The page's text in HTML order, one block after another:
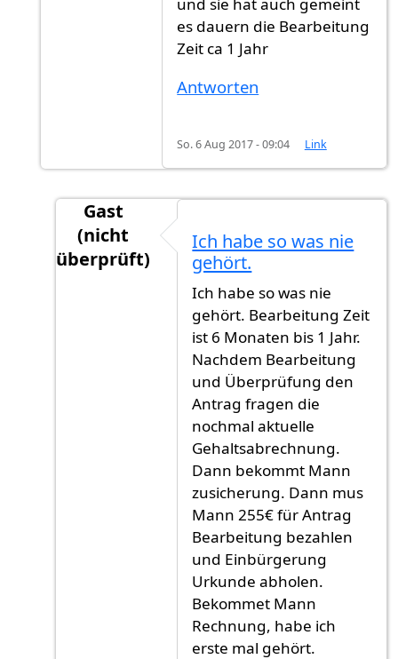
und sie hat auch gemeint
es dauern die Bearbeitung
Zeit ca 1 Jahr
Antworten
So. 6 Aug 2017 - 09:04 Link
Gast
(nicht
überprüft)
Ich habe so was nie
gehört.
Ich habe so was nie
gehört. Bearbeitung Zeit
ist 6 Monaten bis 1 Jahr.
Nachdem Bearbeitung
und Überprüfung den
Antrag fragen die
nochmal aktuelle
Gehaltsabrechnung.
Dann bekommt Mann
zusicherung. Dann mus
Mann 255€ für Antrag
Bearbeitung bezahlen
und Einbürgerung
Urkunde abholen.
Bekommet Mann
Rechnung, habe ich
erste mal gehört.